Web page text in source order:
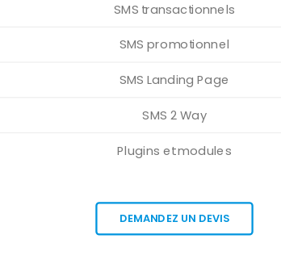
SMS transactionnels
SMS promotionnel
SMS Landing Page
SMS 2 Way
Plugins et modules
DEMANDEZ UN DEVIS